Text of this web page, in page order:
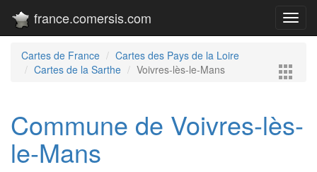
france.comersis.com
Cartes de France
Cartes des Pays de la Loire
Cartes de la Sarthe
Voivres-lès-le-Mans
Commune de Voivres-lès-
le-Mans